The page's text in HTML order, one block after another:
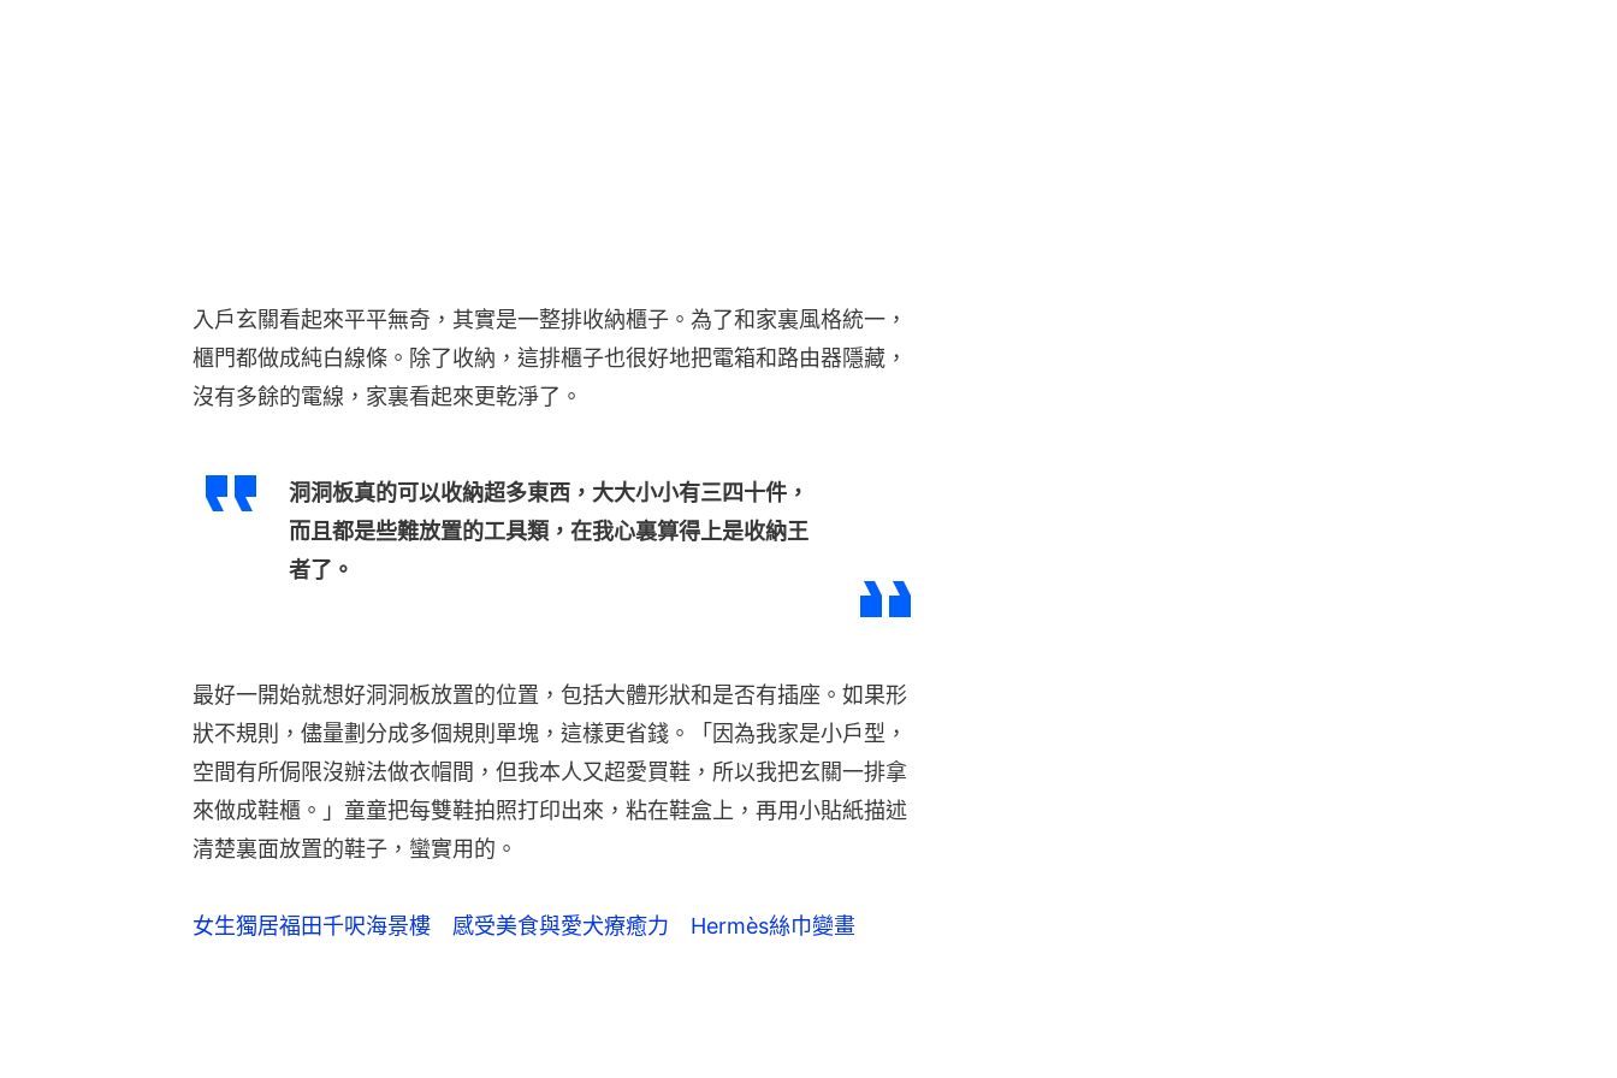
入戶玄關看起來平平無奇，其實是一整排收納櫃子。為了和家裏風格統一，
櫃門都做成純白線條。除了收納，這排櫃子也很好地把電箱和路由器隱藏，
沒有多餘的電線，家裏看起來更乾淨了。
洞洞板真的可以收納超多東西，大大小小有三四十件，
而且都是些難放置的工具類，在我心裏算得上是收納王
者了。
最好一開始就想好洞洞板放置的位置，包括大體形狀和是否有插座。如果形
狀不規則，儘量劃分成多個規則單塊，這樣更省錢。「因為我家是小戶型，
空間有所侷限沒辦法做衣帽間，但我本人又超愛買鞋，所以我把玄關一排拿
來做成鞋櫃。」童童把每雙鞋拍照打印出來，粘在鞋盒上，再用小貼紙描述
清楚裏面放置的鞋子，蠻實用的。
女生獨居福田千呎海景樓 感受美食與愛犬療癒力 Hermès絲巾變畫